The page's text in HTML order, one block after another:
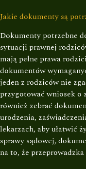
Jakie dokumenty są
Dokumenty potrzebne
sytuacji prawnej
mają pełne prawa
dokumentów
jeden z rodziców nie
przygotować wniosek o
również zebrać
urodzenia,
lekarzach, aby ułatwić
sprawy sądowej,
na to, że